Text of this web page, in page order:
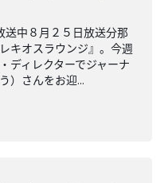
中８月２５日放送分那
キオスラウンジ』。今週
ディレクターでジャーナ
）さんをお迎...